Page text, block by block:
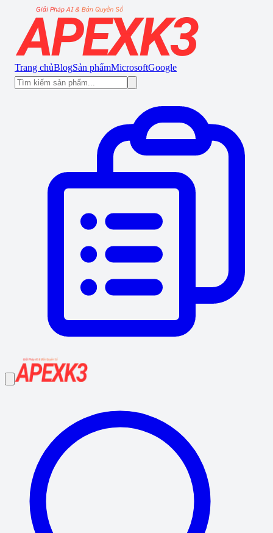
Trang chủBlogSản phẩmMicrosoftGoogle